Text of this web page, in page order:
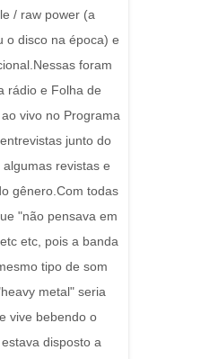
/ raw power (a
o disco na época) e
foram
rádio e Folha de
vivo no Programa
junto do
revistas e
gênero.Com todas
"não pensava em
etc, pois a banda
tipo de som
metal" seria
vive bebendo o
disposto a